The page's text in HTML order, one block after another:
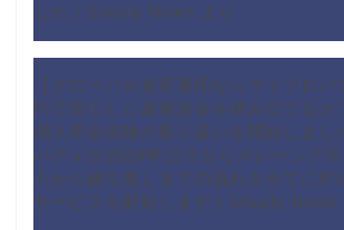
した | Shoply News より
【グローバル資産運用ならマイプロ
円で安心した老後資金を積み立てるオ
個人年金保険の取り扱いを開始しまし
パティが2024年12月からマレーシア
入から鍵引渡しまでの流れを全てに対
サービスを開始します | Shoply News